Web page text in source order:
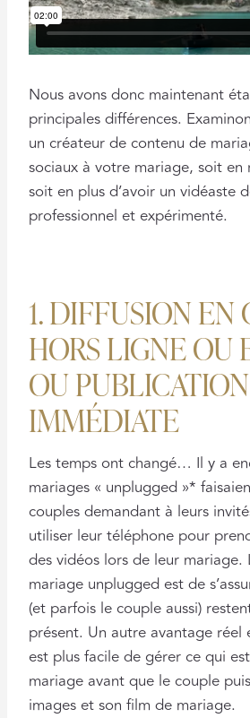
Nous avons donc maintenant
principales différences.
un créateur de contenu de
sociaux à votre mariage, soit en
soit en plus d’avoir un vidéaste
professionnel et expérimenté.
1. DIFFUSION
HORS LIGNE OU
OU PUBLICATION
IMMÉDIATE
Les temps ont changé… Il y a
mariages « unplugged »*
couples demandant à leurs
utiliser leur téléphone pour
des vidéos lors de leur mariage.
mariage unplugged est de
(et parfois le couple aussi)
présent. Un autre avantage réel
est plus facile de gérer ce qui
mariage avant que le couple
images et son film de mariage.